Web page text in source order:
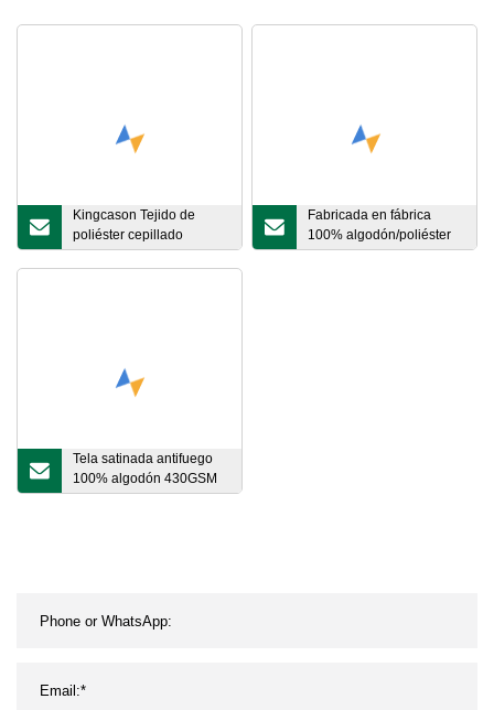
Kingcason Tejido de
poliéster cepillado
Franela de punto Coral
prendas de vestir
Fabricada en fábrica
100% algodón/poliéster
impermeable y tejido
Tela satinada antifuego
100% algodón 430GSM
para soldar ropa